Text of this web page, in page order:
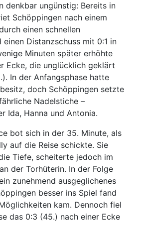
denkbar ungünstig: Bereits in
Schöppingen nach einem
einen schnellen
einen Distanzschuss mit 0:1 in
Minuten später erhöhte
Ecke, die unglücklich geklärt
In der Anfangsphase hatte
doch Schöppingen setzte
Nadelstiche –
Ida, Hanna und Antonia.
bot sich in der 35. Minute, als
auf die Reise schickte. Sie
Tiefe, scheiterte jedoch im
der Torhüterin. In der Folge
zunehmend ausgeglichenes
besser ins Spiel fand
kam. Dennoch fiel
das 0:3 (45.) nach einer Ecke